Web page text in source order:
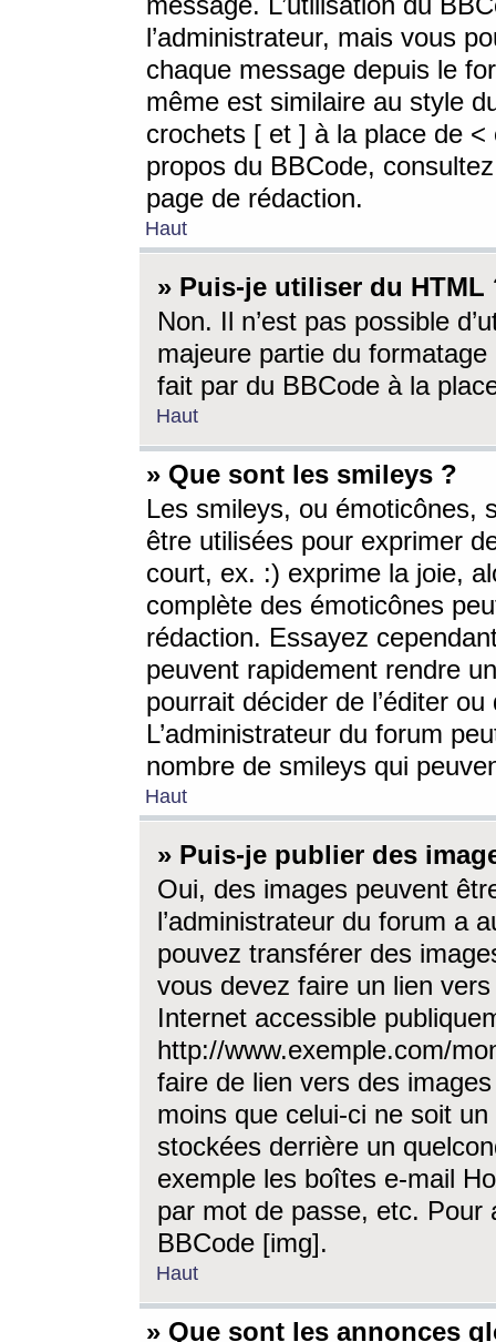
l’administrateur, mais vous
chaque message depuis le
même est similaire au style
crochets [ et ] à la place de <
propos du BBCode,
page de rédaction.
Haut
» Puis-je utiliser du HTML
Non. Il n’est pas possible
majeure partie du
fait par du BBCode à la
Haut
» Que sont les smileys ?
Les smileys, ou émoticônes,
être utilisées pour exprimer
court, ex. :) exprime la joie,
complète des émoticônes
rédaction. Essayez
peuvent rapidement rendre
pourrait décider de l’éditer
L’administrateur du forum
nombre de smileys qui
Haut
» Puis-je publier des
Oui, des images peuvent
l’administrateur du forum a
pouvez transférer des
vous devez faire un lien
Internet accessible
http://www.exemple.com/
faire de lien vers des
moins que celui-ci ne soit
stockées derrière un
exemple les boîtes e-mail
par mot de passe, etc. Pour
BBCode [img].
Haut
» Que sont les annonces